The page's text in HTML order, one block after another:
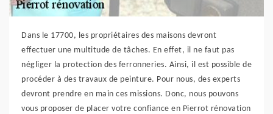
Dans le 17700, les propriétaires des maisons devront
effectuer une multitude de tâches. En effet, il ne faut pas
négliger la protection des ferronneries. Ainsi, il est possible de
procéder à des travaux de peinture. Pour nous, des experts
devront prendre en main ces missions. Donc, nous pouvons
vous proposer de placer votre confiance en Pierrot rénovation